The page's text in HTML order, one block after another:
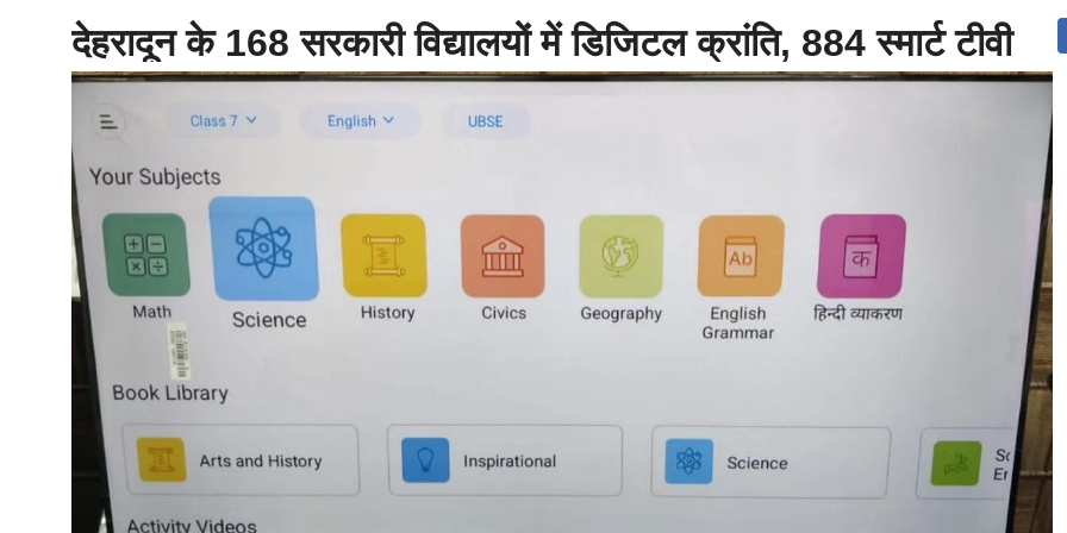
होम उत्तराखंड देश दुनिया संपर्क करें
देहरादून के 168 सरकारी विद्यालयों में डिजिटल क्रांति, 884 स्मार्ट